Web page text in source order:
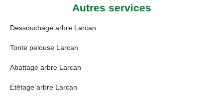
Autres services
Dessouchage arbre Larcan
Tonte pelouse Larcan
Abattage arbre Larcan
Etêtage arbre Larcan